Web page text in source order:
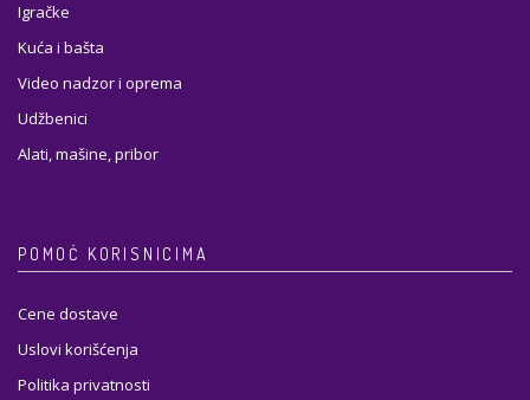
Igračke
Kuća i bašta
Video nadzor i oprema
Udžbenici
Alati, mašine, pribor
POMOĆ KORISNICIMA
Cene dostave
Uslovi korišćenja
Politika privatnosti